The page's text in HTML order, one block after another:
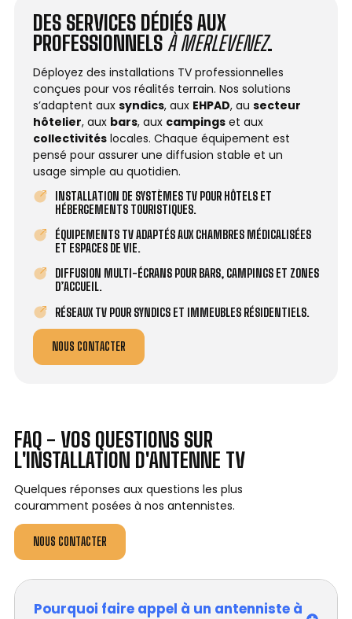
DES SERVICES DÉDIÉS AUX
PROFESSIONNELS À MERLEVENEZ.
Déployez des installations TV professionnelles
conçues pour vos réalités terrain. Nos solutions
s’adaptent aux syndics, aux EHPAD, au secteur
hôtelier, aux bars, aux campings et aux
collectivités locales. Chaque équipement est
pensé pour assurer une diffusion stable et un
usage simple au quotidien.
INSTALLATION DE SYSTÈMES TV POUR HÔTELS ET
HÉBERGEMENTS TOURISTIQUES.
ÉQUIPEMENTS TV ADAPTÉS AUX CHAMBRES MÉDICALISÉES
ET ESPACES DE VIE.
DIFFUSION MULTI-ÉCRANS POUR BARS, CAMPINGS ET ZONES
D’ACCUEIL.
RÉSEAUX TV POUR SYNDICS ET IMMEUBLES RÉSIDENTIELS.
NOUS CONTACTER
FAQ - VOS QUESTIONS SUR
L'INSTALLATION D'ANTENNE TV
Quelques réponses aux questions les plus
couramment posées à nos antennistes.
NOUS CONTACTER
Pourquoi faire appel à un antenniste à